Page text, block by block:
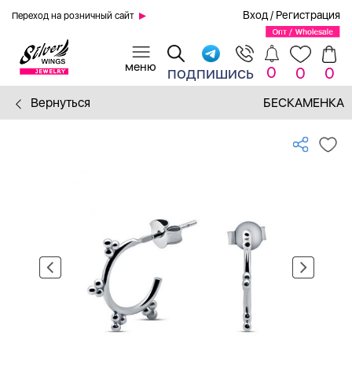
Переход на розничный сайт Вход / Регистрация
подпишись 0 0 0
Вернуться БЕСКАМЕНКА